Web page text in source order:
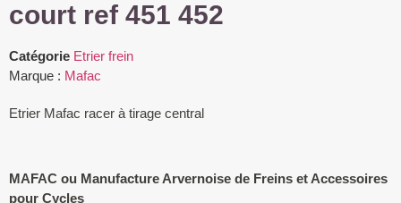
court ref 451 452
Catégorie Etrier frein
Marque : Mafac
Etrier Mafac racer à tirage central
MAFAC ou Manufacture Arvernoise de Freins et Accessoires
pour Cycles